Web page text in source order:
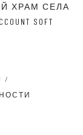
ХРАМ СЕЛА
SOFT